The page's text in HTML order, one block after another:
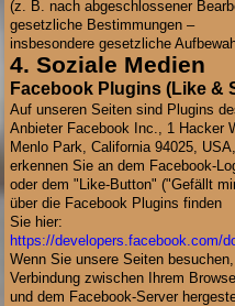
(z. B. nach abgeschlossener
gesetzliche Bestimmungen –
insbesondere gesetzliche
4. Soziale Medien
Facebook Plugins (Like &
Auf unseren Seiten sind Plugins
Anbieter Facebook Inc., 1 Hacker
Menlo Park, California 94025,
erkennen Sie an dem Facebook-
oder dem "Like-Button" ("Gefällt
über die Facebook Plugins finden
Sie hier:
https://developers.facebook.com/
Wenn Sie unsere Seiten
Verbindung zwischen Ihrem
und dem Facebook-Server